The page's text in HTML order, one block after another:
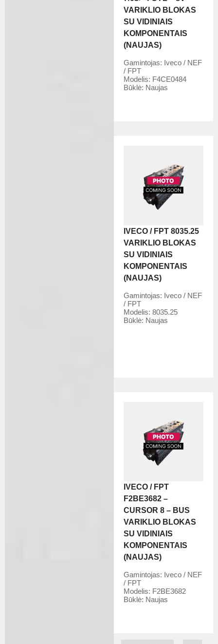
VARIKLIO BLOKAS
SU VIDINIAIS
KOMPONENTAIS
(NAUJAS)
Gamintojas: Iveco / NEF
/ FPT
Modelis: F4CE0484
Būklė: Naujas
IVECO / FPT 8035.25
VARIKLIO BLOKAS
SU VIDINIAIS
KOMPONENTAIS
(NAUJAS)
Gamintojas: Iveco / NEF
/ FPT
Modelis:8035.25
Būklė: Naujas
IVECO / FPT
F2BE3682 –
CURSOR 8 – BUS
VARIKLIO BLOKAS
SU VIDINIAIS
KOMPONENTAIS
(NAUJAS)
Gamintojas: Iveco / NEF
/ FPT
Modelis: F2BE3682
Būklė: Naujas